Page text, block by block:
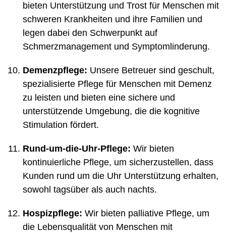
bieten Unterstützung und Trost für Menschen mit
schweren Krankheiten und ihre Familien und
legen dabei den Schwerpunkt auf
Schmerzmanagement und Symptomlinderung.
Demenzpflege: Unsere Betreuer sind geschult,
spezialisierte Pflege für Menschen mit Demenz
zu leisten und bieten eine sichere und
unterstützende Umgebung, die die kognitive
Stimulation fördert.
Rund-um-die-Uhr-Pflege: Wir bieten
kontinuierliche Pflege, um sicherzustellen, dass
Kunden rund um die Uhr Unterstützung erhalten,
sowohl tagsüber als auch nachts.
Hospizpflege: Wir bieten palliative Pflege, um
die Lebensqualität von Menschen mit